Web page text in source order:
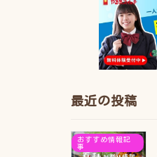
最近の投稿
おすすめ情報記
事